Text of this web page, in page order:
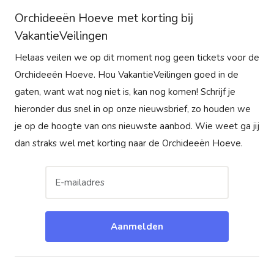
Orchideeën Hoeve met korting bij
VakantieVeilingen
Helaas veilen we op dit moment nog geen tickets voor de
Orchideeën Hoeve. Hou VakantieVeilingen goed in de
gaten, want wat nog niet is, kan nog komen! Schrijf je
hieronder dus snel in op onze nieuwsbrief, zo houden we
je op de hoogte van ons nieuwste aanbod. Wie weet ga jij
dan straks wel met korting naar de Orchideeën Hoeve.
Aanmelden